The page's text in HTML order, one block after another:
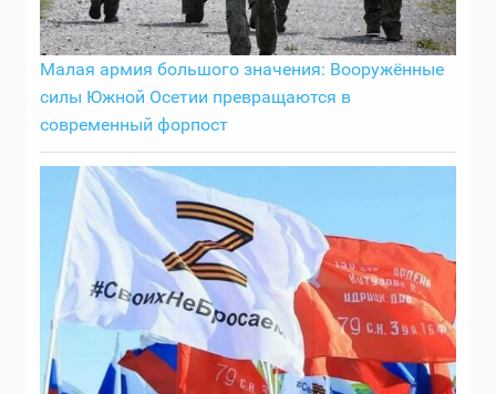
Малая армия большого значения: Вооружённые
силы Южной Осетии превращаются в
современный форпост